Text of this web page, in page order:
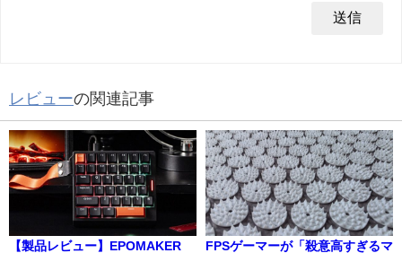
レビューの関連記事
【製品レビュー】EPOMAKER
FPSゲーマーが「殺意高すぎるマ